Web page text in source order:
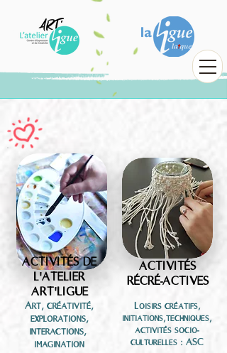
ACTIVITÉS DE
L'ATELIER
ART'LIGUE
Art, créativité,
explorations,
interactions,
imagination
ACTIVITÉS
RÉCRÉ-ACTIVES
Loisirs créatifs,
initiations,techniques,
activités socio-
culturelles : ASC